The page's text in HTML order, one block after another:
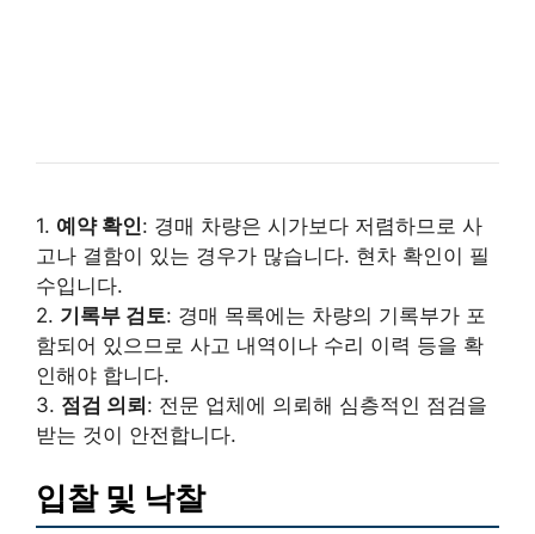
1. 예약 확인: 경매 차량은 시가보다 저렴하므로 사
고나 결함이 있는 경우가 많습니다. 현차 확인이 필
수입니다.
2. 기록부 검토: 경매 목록에는 차량의 기록부가 포
함되어 있으므로 사고 내역이나 수리 이력 등을 확
인해야 합니다.
3. 점검 의뢰: 전문 업체에 의뢰해 심층적인 점검을
받는 것이 안전합니다.
입찰 및 낙찰